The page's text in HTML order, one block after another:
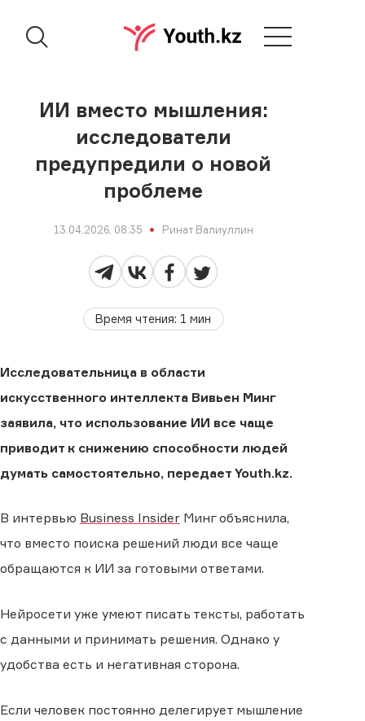
ИИ вместо мышления:
исследователи
предупредили о новой
проблеме
13.04.2026, 08:35 Ринат Валиуллин
Время чтения: 1 мин
Исследовательница в области
искусственного интеллекта Вивьен Минг
заявила, что использование ИИ все чаще
приводит к снижению способности людей
думать самостоятельно, передает Youth.kz.
В интервью Business Insider Минг объяснила,
что вместо поиска решений люди все чаще
обращаются к ИИ за готовыми ответами.
Нейросети уже умеют писать тексты, работать
с данными и принимать решения. Однако у
удобства есть и негативная сторона.
Если человек постоянно делегирует мышление